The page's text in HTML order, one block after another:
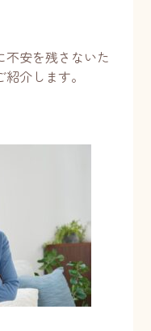
不安を残さないた
介します。